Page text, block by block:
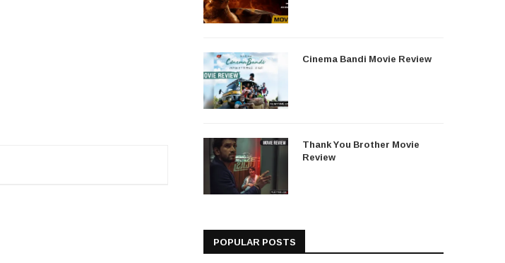
Cinema Bandi Movie Review
Thank You Brother Movie
Review
POPULAR POSTS